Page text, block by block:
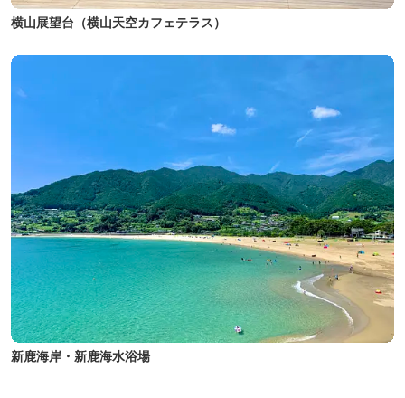
横山展望台（横山天空カフェテラス）
新鹿海岸・新鹿海水浴場